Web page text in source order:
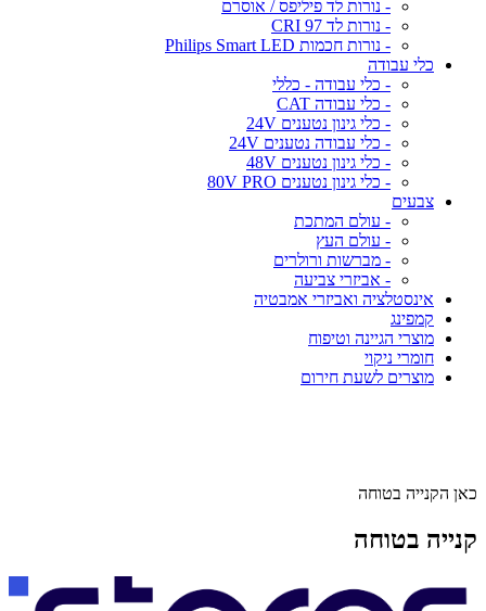
- נורות לד פיליפס / אוסרם
- נורות לד CRI 97
- נורות חכמות Philips Smart LED
כלי עבודה
- כלי עבודה - כללי
- כלי עבודה CAT
- כלי גינון נטענים 24V
- כלי עבודה נטענים 24V
- כלי גינון נטענים 48V
- כלי גינון נטענים 80V PRO
צבעים
- עולם המתכת
- עולם העץ
- מברשות ורולרים
- אביזרי צביעה
אינסטלציה ואביזרי אמבטיה
קמפינג
מוצרי הגיינה וטיפוח
חומרי ניקוי
מוצרים לשעת חירום
כאן הקנייה בטוחה
קנייה בטוחה